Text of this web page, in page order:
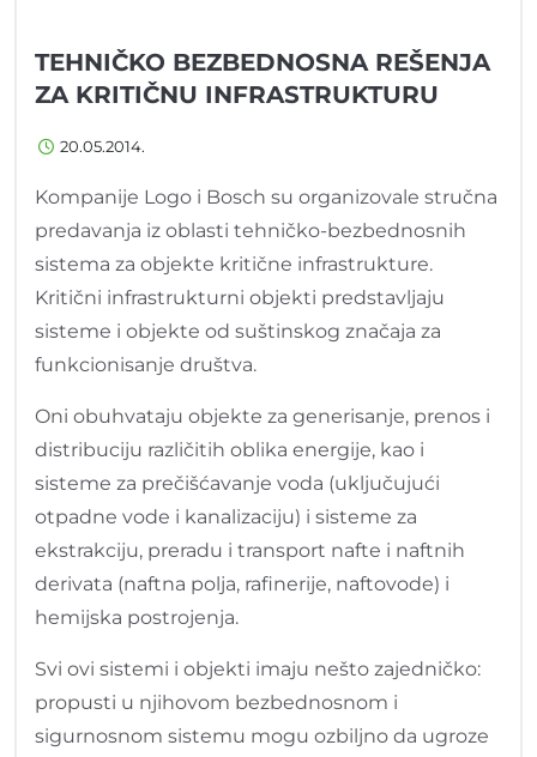
TEHNIČKO BEZBEDNOSNA REŠENJA
ZA KRITIČNU INFRASTRUKTURU
20.05.2014.
Kompanije Logo i Bosch su organizovale stručna
predavanja iz oblasti tehničko-bezbednosnih
sistema za objekte kritične infrastrukture.
Kritični infrastrukturni objekti predstavljaju
sisteme i objekte od suštinskog značaja za
funkcionisanje društva.
Oni obuhvataju objekte za generisanje, prenos i
distribuciju različitih oblika energije, kao i
sisteme za prečišćavanje voda (uključujući
otpadne vode i kanalizaciju) i sisteme za
ekstrakciju, preradu i transport nafte i naftnih
derivata (naftna polja, rafinerije, naftovode) i
hemijska postrojenja.
Svi ovi sistemi i objekti imaju nešto zajedničko:
propusti u njihovom bezbednosnom i
sigurnosnom sistemu mogu ozbiljno da ugroze